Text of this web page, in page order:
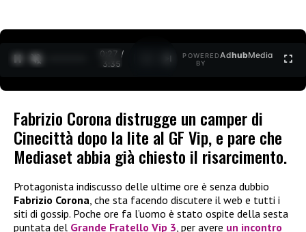
0:27 /
3:35
POWERED
BY
AdhubMedia
Fabrizio Corona distrugge un camper di
Cinecittà dopo la lite al GF Vip, e pare che
Mediaset abbia già chiesto il risarcimento.
Protagonista indiscusso delle ultime ore è senza dubbio
Fabrizio Corona, che sta facendo discutere il web e tutti i
siti di gossip. Poche ore fa l’uomo è stato ospite della sesta
puntata del Grande Fratello Vip 3, per avere un incontro